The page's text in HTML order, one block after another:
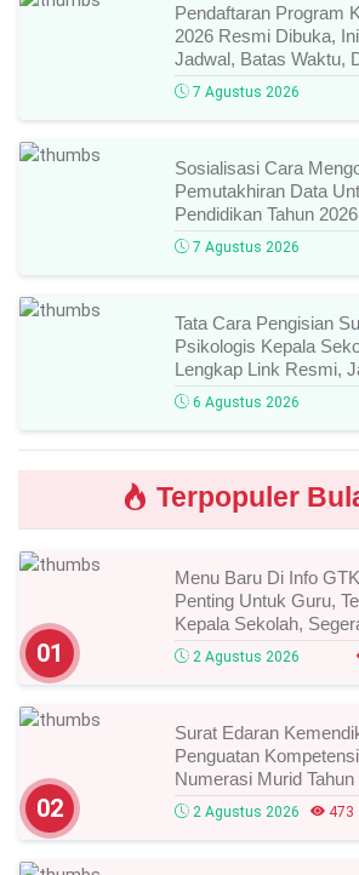
Pendaftaran Program
2026 Resmi Dibuka,
Jadwal, Batas Waktu,
Pendaftarannya!
7 Agustus 2026
Sosialisasi Cara
Pemutakhiran Data
Pendidikan Tahun
Narasumber, Dan
7 Agustus 2026
Tata Cara Pengisian
Psikologis Kepala
Lengkap Link Resmi,
Dan Hal Yang Wajib
6 Agustus 2026
Terpopuler
01
Menu Baru Di Info
Penting Untuk Guru,
Kepala Sekolah,
Waktunya!
2 Agustus 2026
02
Surat Edaran
Penguatan
Numerasi Murid
Dan Alurnya
2 Agustus 2026 473